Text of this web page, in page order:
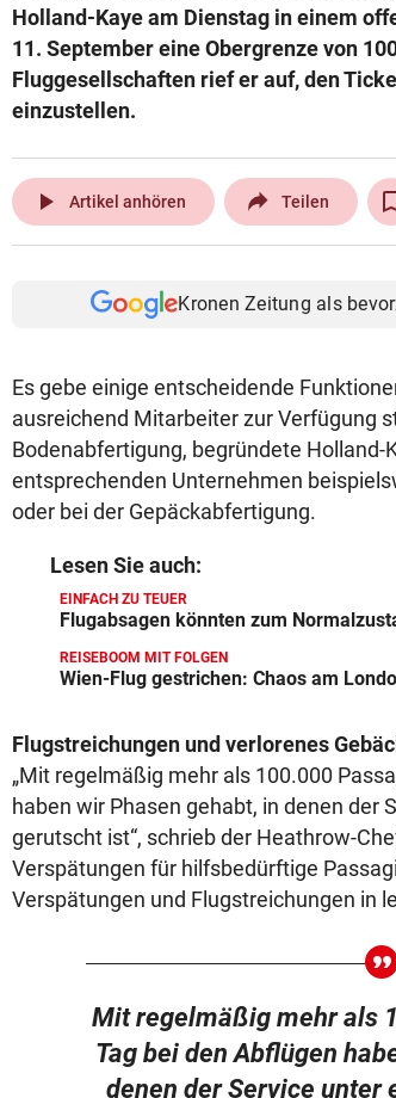
Holland-Kaye am Dienstag in einem
11. September eine Obergrenze von
Fluggesellschaften rief er auf, den
einzustellen.
play_arrow Artikel anhören Teilen
Kronen Zeitung als
Es gebe einige entscheidende
ausreichend Mitarbeiter zur Verfügung
Bodenabfertigung, begründete Holland-
entsprechenden Unternehmen
oder bei der Gepäckabfertigung.
Lesen Sie auch:
EINFACH ZU TEUER
Flugabsagen könnten zum
REISEBOOM MIT FOLGEN
Wien-Flug gestrichen: Chaos am
Flugstreichungen und verlorenes
„Mit regelmäßig mehr als 100.000
haben wir Phasen gehabt, in denen der
gerutscht ist“, schrieb der Heathrow-
Verspätungen für hilfsbedürftige
Verspätungen und Flugstreichungen in
Mit regelmäßig mehr als
Tag bei den Abflügen
denen der Service unter